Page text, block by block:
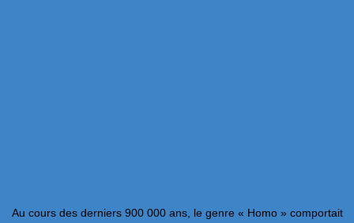
Au cours des derniers 900 000 ans, le genre « Homo » comportait